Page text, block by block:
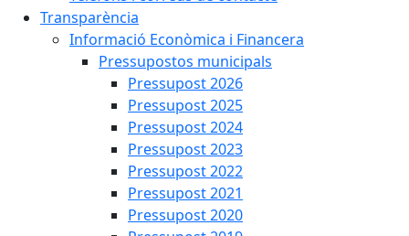
Transparència
Informació Econòmica i Financera
Pressupostos municipals
Pressupost 2026
Pressupost 2025
Pressupost 2024
Pressupost 2023
Pressupost 2022
Pressupost 2021
Pressupost 2020